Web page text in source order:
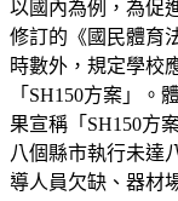
以國內為例，為促
修訂的《國民體育
時數外，規定學校
「SH150方案」
果宣稱「SH150方
八個縣市執行未達
導人員欠缺、器材